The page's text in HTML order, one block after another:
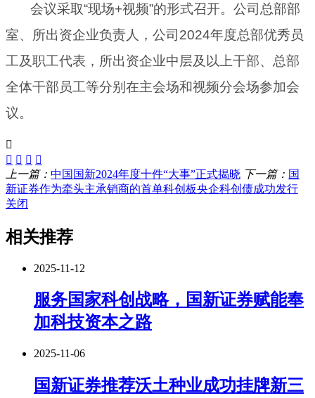
会议采取“现场+视频”的形式召开。公司总部部
室、所出资企业负责人，公司2024年度总部优秀员
工及职工代表，所出资企业中层及以上干部、总部
全体干部员工等分别在主会场和视频分会场参加会
议。
上一篇： 中国国新2024年度十件“大事”正式揭晓 下一篇： 国
新证券作为牵头主承销商的首单科创板央企科创债成功发行
关闭
相关推荐
2025-11-12
服务国家科创战略，国新证券赋能奉
加科技资本之路
2025-11-06
国新证券推荐沃土种业成功挂牌新三